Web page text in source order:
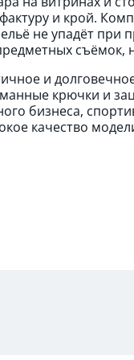
и крой.
не упадёт
съёмок,
и
крючки и
бизнеса,
качество